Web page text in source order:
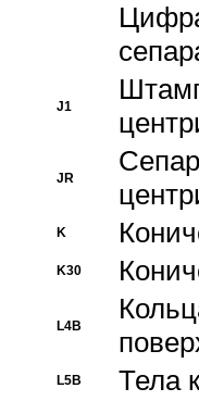
J1
JR
K
K30
L4B
L5B Тела